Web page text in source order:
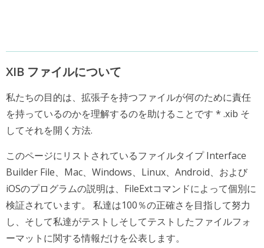
XIB ファイルについて
私たちの目的は、拡張子を持つファイルが何のために責任
を持っているのかを理解するのを助けることです * .xib そ
してそれを開く方法.
このページにリストされているファイルタイプ Interface
Builder File、Mac、Windows、Linux、Android、および
iOSのプログラムの説明は、FileExtコマンドによって個別に
検証されています。 私達は100％の正確さを目指して努力
し、そして私達がテストしそしてテストしたファイルフォ
ーマットに関する情報だけを公表します。